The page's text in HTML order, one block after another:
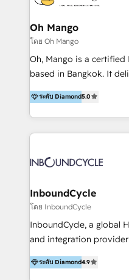
provide context-driven
your specific business
automation and truly
experiences at scale. We integrate CRM with tools
like LINE OA and
use and deliver real
trusted by leading
provide technology—we
that drive growth and
Oh Mango
โดย Oh Mango
Oh, Mango is a
based in Bangkok. It
CRM and digital
Southeast Asia. We specialise in: • HubSpot
onboarding and
Marketing, Sales and
OA, LINE ON Zalo,
Messenger, WeChat,
Integrations and
HubSpot CRM UI Card
Our team blends
streamline operations,
ระดับ Diamond5.0
InboundCycle
โดย InboundCycle
InboundCycle, a global
and integration
experience, serves
With offices in Spain,
ระดับ Diamond4.9